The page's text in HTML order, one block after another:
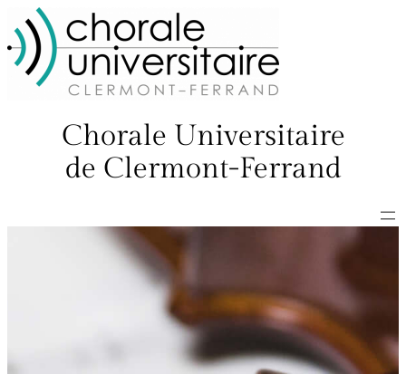
Aller
au
contenu
Chorale Universitaire
de Clermont-Ferrand